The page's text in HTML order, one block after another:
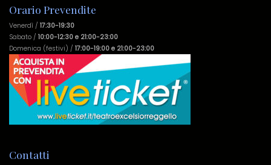
Orario Prevendite
Venerdì / 17:30-19:30
Sabato / 10:00-12:30 e 21:00-23:00
Domenica (festivi) / 17:00-19:00 e 21:00-23:00
Contatti